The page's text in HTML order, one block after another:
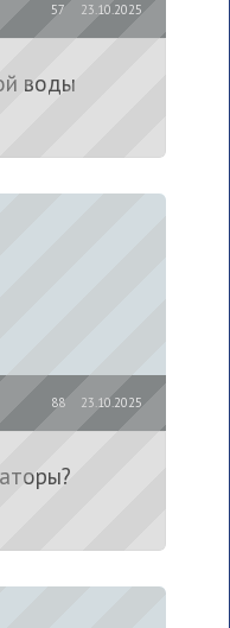
23.10.2025
57
воды
23.10.2025
88